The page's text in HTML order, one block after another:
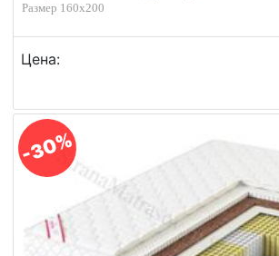
Размер 160х200
Цена:
-30%